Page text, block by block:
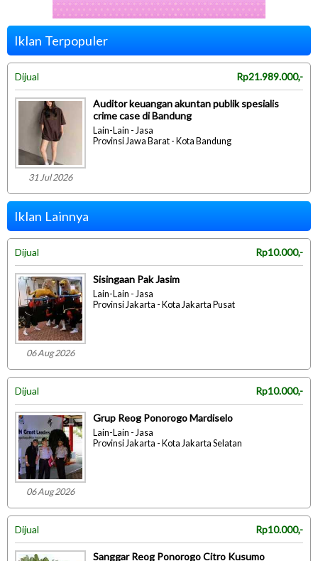
Iklan Terpopuler
Dijual Rp21.989.000,-
31 Jul 2026
Auditor keuangan akuntan publik spesialis
crime case di Bandung
Lain-Lain - Jasa
Provinsi Jawa Barat - Kota Bandung
Iklan Lainnya
Dijual Rp10.000,-
06 Aug 2026
Sisingaan Pak Jasim
Lain-Lain - Jasa
Provinsi Jakarta - Kota Jakarta Pusat
Dijual Rp10.000,-
06 Aug 2026
Grup Reog Ponorogo Mardiselo
Lain-Lain - Jasa
Provinsi Jakarta - Kota Jakarta Selatan
Dijual Rp10.000,-
Sanggar Reog Ponorogo Citro Kusumo